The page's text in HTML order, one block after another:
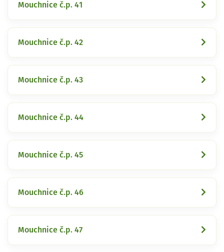
Mouchnice č.p. 41
Mouchnice č.p. 42
Mouchnice č.p. 43
Mouchnice č.p. 44
Mouchnice č.p. 45
Mouchnice č.p. 46
Mouchnice č.p. 47